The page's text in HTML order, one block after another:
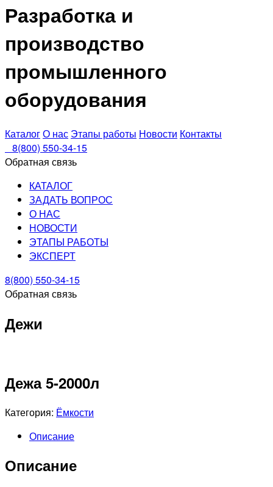
Разработка и
производство
промышленного
оборудования
КаталогО нас Этапы работы Новости Контакты
8(800) 550-34-15
Обратная связь
КАТАЛОГ
ЗАДАТЬ ВОПРОС
О НАС
НОВОСТИ
ЭТАПЫ РАБОТЫ
ЭКСПЕРТ
8(800) 550-34-15
Обратная связь
Дежи
Дежа 5-2000л
Категория: Ёмкости
Описание
Описание